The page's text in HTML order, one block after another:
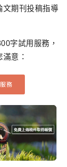
文期刊投稿指導
字試用服務，
意：
務